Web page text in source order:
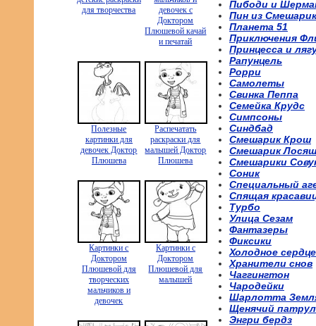
для творчества
девочек с
Доктором
Плюшевой качай
и печатай
Полезные
картинки для
девочек Доктор
Плюшева
Распечатать
раскраски для
малышей Доктор
Плюшева
Картинки с
Доктором
Плюшевой для
творческих
мальчиков и
девочек
Картинки с
Доктором
Плюшевой для
малышей
Пибоди и
Пин из
Планета 51
Приключения
Принцесса и
Рапунцель
Рорри
Самолеты
Свинка Пеппа
Семейка Крудс
Симпсоны
Синдбад
Смешарик Крош
Смешарик Лосяш
Смешарики
Соник
Специальный
Спящая
Турбо
Улица Сезам
Фантазеры
Фиксики
Холодное сердце
Хранители снов
Чаггингтон
Чародейки
Шарлотта
Щенячий
Энгри бердз